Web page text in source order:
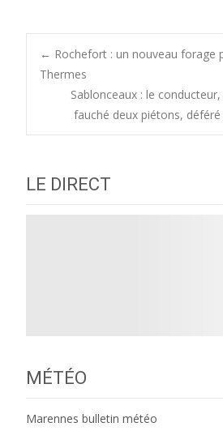
Post
navigation
← Rochefort : un nouveau forage
Thermes
Sablonceaux : le
fauché deux piétons,
LE DIRECT
MÉTÉO
Marennes bulletin météo